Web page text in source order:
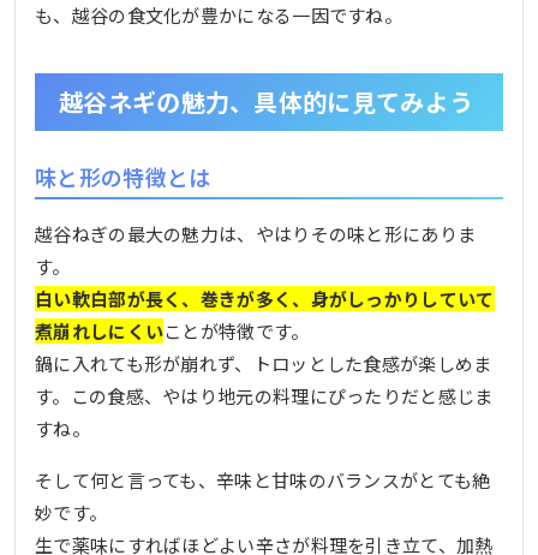
も、越谷の食文化が豊かになる一因ですね。
越谷ネギの魅力、具体的に見てみよう
味と形の特徴とは
越谷ねぎの最大の魅力は、やはりその味と形にありま
す。
白い軟白部が長く、巻きが多く、身がしっかりしていて
煮崩れしにくいことが特徴です。
鍋に入れても形が崩れず、トロッとした食感が楽しめま
す。この食感、やはり地元の料理にぴったりだと感じま
すね。
そして何と言っても、辛味と甘味のバランスがとても絶
妙です。
生で薬味にすればほどよい辛さが料理を引き立て、加熱